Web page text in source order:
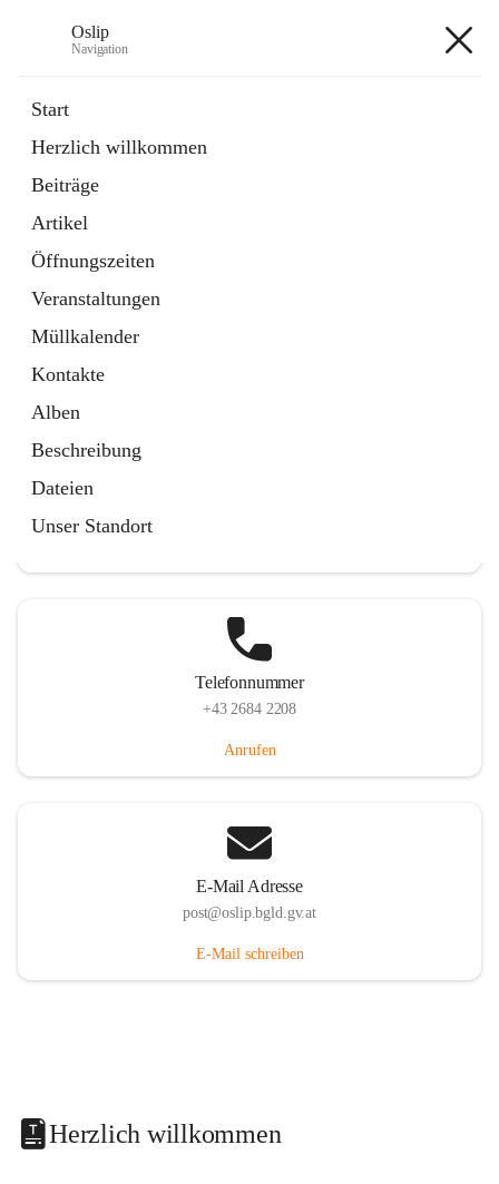
Oslip
Navigation
Start
Herzlich willkommen
Beiträge
Artikel
Öffnungszeiten
Veranstaltungen
Müllkalender
Kontakte
Alben
Beschreibung
Dateien
Unser Standort
Externe Webseite
in
Tab
Bundeskanzleramt Österreich
Externe Webseite
öffnet
in
neuem
Tab
Telefonnummer
+43 2684 2208
Anrufen
E-Mail Adresse
post@oslip.bgld.gv.at
E-Mail schreiben
Herzlich willkommen